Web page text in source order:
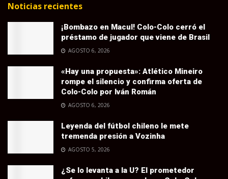
Noticias recientes
¡Bombazo en Macul! Colo-Colo cerró el
préstamo de jugador que viene de Brasil
AGOSTO 6, 2026
«Hay una propuesta»: Atlético Mineiro
rompe el silencio y confirma oferta de
Colo-Colo por Iván Román
AGOSTO 6, 2026
Leyenda del fútbol chileno le mete
tremenda presión a Vozinha
AGOSTO 5, 2026
¿Se lo levanta a la U? El prometedor